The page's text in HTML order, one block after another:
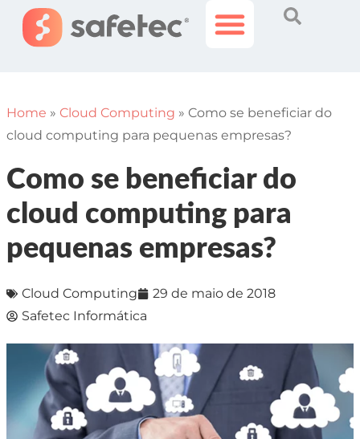
Home » Cloud Computing » Como se beneficiar do
cloud computing para pequenas empresas?
Como se beneficiar do
cloud computing para
pequenas empresas?
Cloud Computing
29 de maio de 2018
Safetec Informática